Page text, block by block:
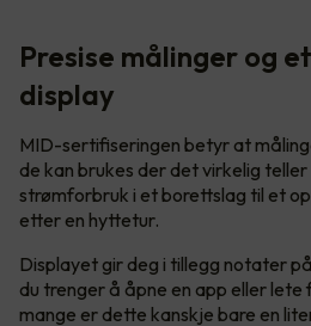
Presise målinger og
display
MID-sertifiseringen betyr at
de kan brukes der det virkelig
strømforbruk i et borettslag til et
etter en hyttetur.
Displayet gir deg i tillegg notater
du trenger å åpne en app eller
mange er dette kanskje bare en